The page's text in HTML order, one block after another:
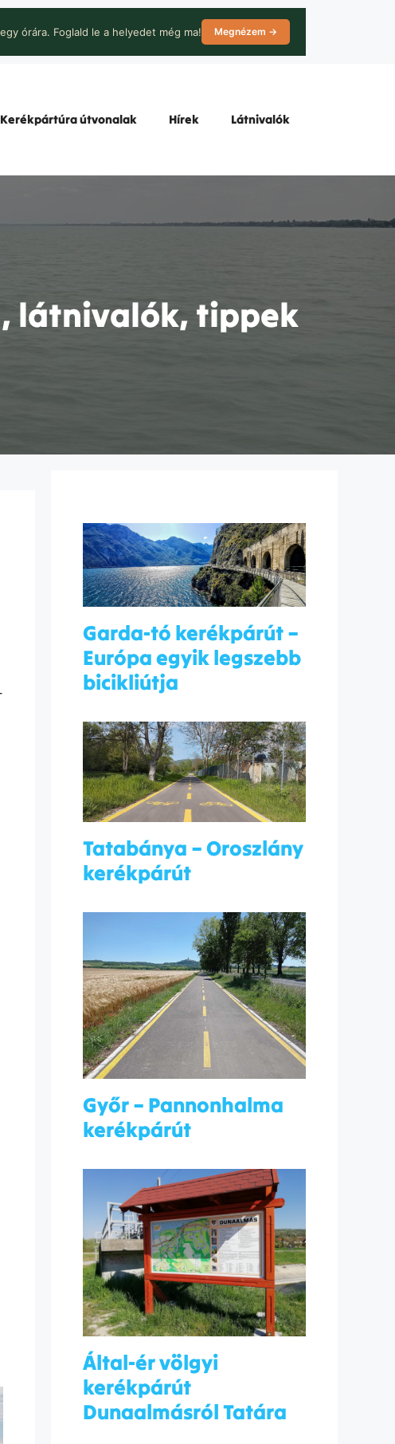
órára. Foglald le a helyedet még ma! Megnézem →
Kerékpártúra útvonalak Hírek Látnivalók
látnivalók, tippek
Garda-tó kerékpárút –
Európa egyik legszebb
bicikliútja
Tatabánya – Oroszlány
kerékpárút
Győr – Pannonhalma
kerékpárút
Által-ér völgyi
kerékpárút
Dunaalmásról Tatára